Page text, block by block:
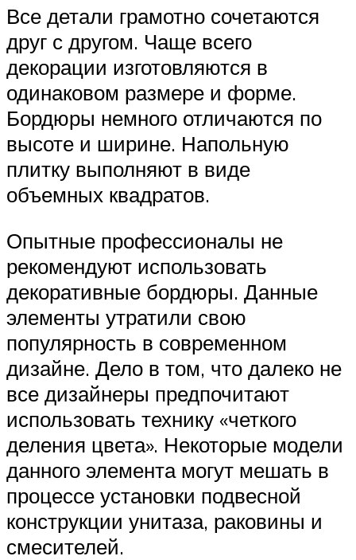
Все детали грамотно сочетаются
друг с другом. Чаще всего
декорации изготовляются в
одинаковом размере и форме.
Бордюры немного отличаются по
высоте и ширине. Напольную
плитку выполняют в виде
объемных квадратов.
Опытные профессионалы не
рекомендуют использовать
декоративные бордюры. Данные
элементы утратили свою
популярность в современном
дизайне. Дело в том, что далеко не
все дизайнеры предпочитают
использовать технику «четкого
деления цвета». Некоторые модели
данного элемента могут мешать в
процессе установки подвесной
конструкции унитаза, раковины и
смесителей.